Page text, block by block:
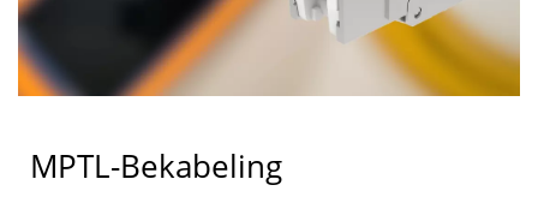
MPTL-Bekabeling